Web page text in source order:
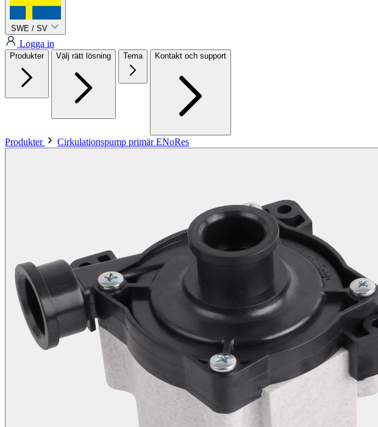
SWE / SV
Logga in
Produkter Välj rätt lösning Tema Kontakt och support
Produkter Cirkulationspump primär ENoRes